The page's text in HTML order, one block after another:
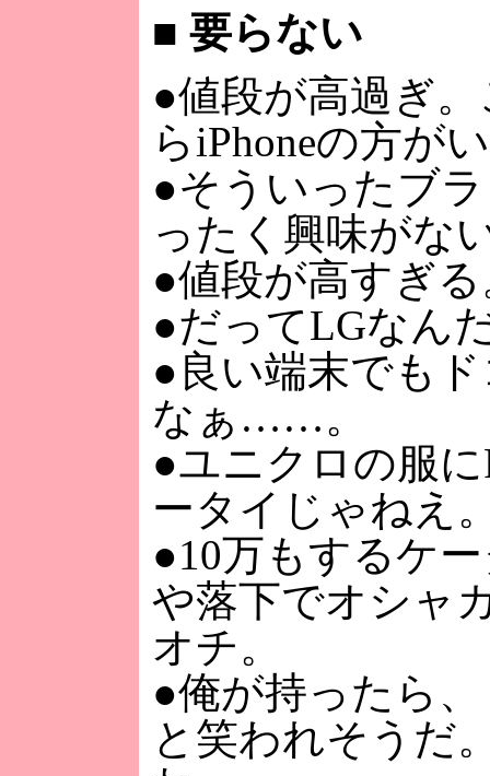
■ 要らない
●値段が高過ぎ
らiPhoneの方が
●そういったブ
ったく興味がな
●値段が高すぎ
●だってLGなん
●良い端末でも
なぁ……。
●ユニクロの服
ータイじゃねえ
●10万もするケ
や落下でオシャ
オチ。
●俺が持ったら
と笑われそうだ